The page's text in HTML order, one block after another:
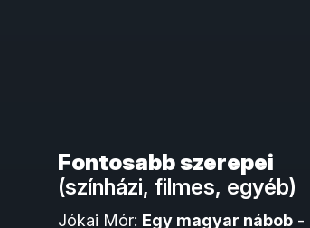
Fontosabb szerepei
(színházi, filmes, egyéb)
Jókai Mór: Egy magyar nábob -